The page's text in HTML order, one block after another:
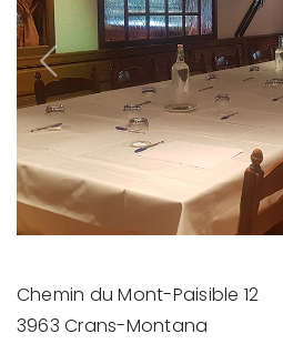
Previous
Chemin du Mont-Paisible 12
3963 Crans-Montana